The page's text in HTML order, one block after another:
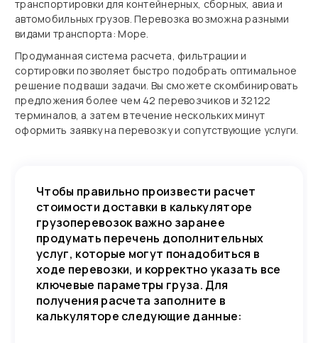
транспортировки для контейнерных, сборных, авиа и
автомобильных грузов. Перевозка возможна разными
видами транспорта: Море.
Продуманная система расчета, фильтрации и
сортировки позволяет быстро подобрать оптимальное
решение под ваши задачи. Вы сможете скомбинировать
предложения более чем 42 перевозчиков и 32122
терминалов, а затем в течение нескольких минут
оформить заявку на перевозку и сопутствующие услуги.
Чтобы правильно произвести расчет
стоимости доставки в калькуляторе
грузоперевозок важно заранее
продумать перечень дополнительных
услуг, которые могут понадобиться в
ходе перевозки, и корректно указать все
ключевые параметры груза. Для
получения расчета заполните в
калькуляторе следующие данные: